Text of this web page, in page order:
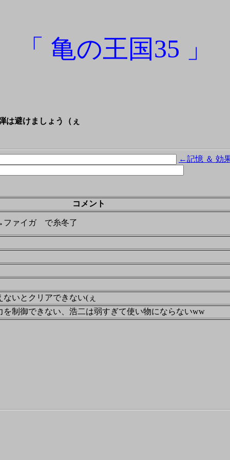
「 亀の王国35 」
は避けましょう（ぇ
←記憶 ＆ 効
コメント
ァイガ で糸冬了
いとクリアできない(ぇ
を制御できない、浩二は弱すぎて使い物にならないww